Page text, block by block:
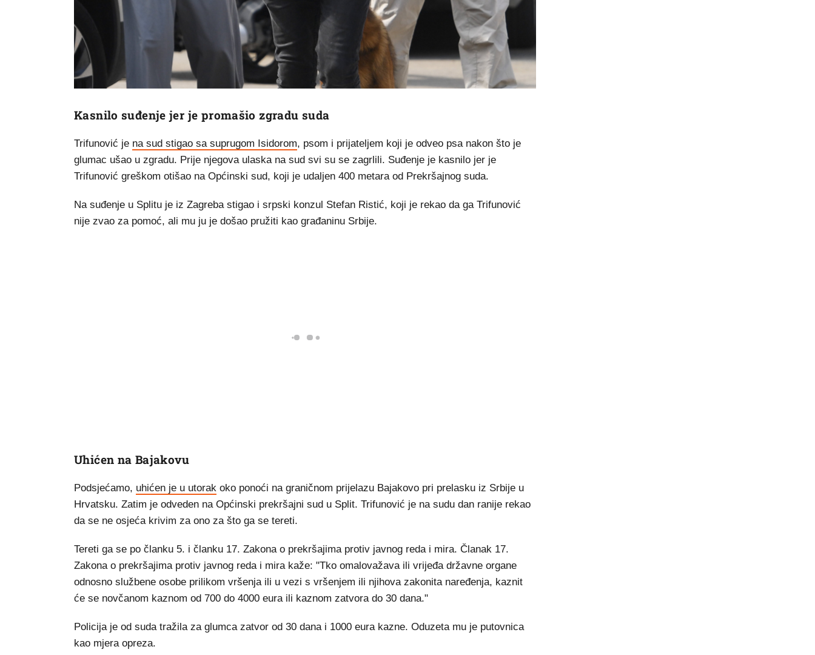
Kasnilo suđenje jer je promašio zgradu suda
Trifunović je na sud stigao sa suprugom Isidorom, psom i prijateljem koji je odveo psa nakon što je
glumac ušao u zgradu. Prije njegova ulaska na sud svi su se zagrlili. Suđenje je kasnilo jer je
Trifunović greškom otišao na Općinski sud, koji je udaljen 400 metara od Prekršajnog suda.
Na suđenje u Splitu je iz Zagreba stigao i srpski konzul Stefan Ristić, koji je rekao da ga Trifunović
nije zvao za pomoć, ali mu ju je došao pružiti kao građaninu Srbije.
Uhićen na Bajakovu
Podsjećamo, uhićen je u utorak oko ponoći na graničnom prijelazu Bajakovo pri prelasku iz Srbije u
Hrvatsku. Zatim je odveden na Općinski prekršajni sud u Split. Trifunović je na sudu dan ranije rekao
da se ne osjeća krivim za ono za što ga se tereti.
Tereti ga se po članku 5. i članku 17. Zakona o prekršajima protiv javnog reda i mira. Članak 17.
Zakona o prekršajima protiv javnog reda i mira kaže: "Tko omalovažava ili vrijeđa državne organe
odnosno službene osobe prilikom vršenja ili u vezi s vršenjem ili njihova zakonita naređenja, kaznit
će se novčanom kaznom od 700 do 4000 eura ili kaznom zatvora do 30 dana."
Policija je od suda tražila za glumca zatvor od 30 dana i 1000 eura kazne. Oduzeta mu je putovnica
kao mjera opreza.